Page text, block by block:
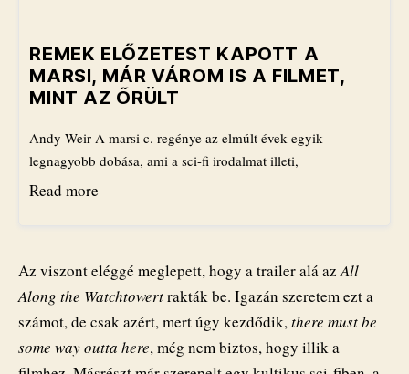
REMEK ELŐZETEST KAPOTT A
MARSI, MÁR VÁROM IS A FILMET,
MINT AZ ŐRÜLT
Andy Weir A marsi c. regénye az elmúlt évek egyik
legnagyobb dobása, ami a sci-fi irodalmat illeti,
Read more
Az viszont eléggé meglepett, hogy a trailer alá azAll
Along the Watchtowertrakták be. Igazán szeretem ezt a
számot, de csak azért, mert úgy kezdődik,there must be
some way outta here, még nem biztos, hogy illik a